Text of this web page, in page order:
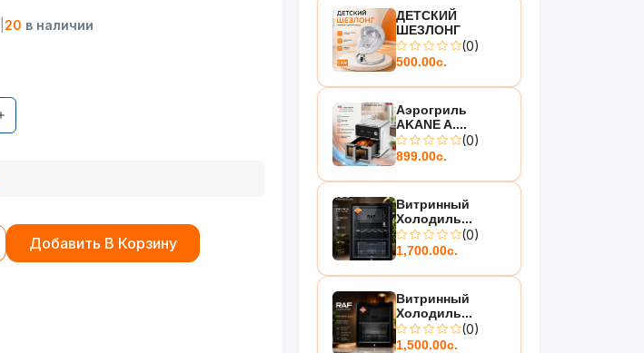
20 в наличии
Добавить В Корзину
ДЕТСКИЙ
ШЕЗЛОНГ
(0)
500.00с.
Аэрогриль
AKANE A....
(0)
899.00с.
Витринный
Холодиль...
(0)
1,700.00с.
Витринный
Холодиль...
(0)
1,500.00с.